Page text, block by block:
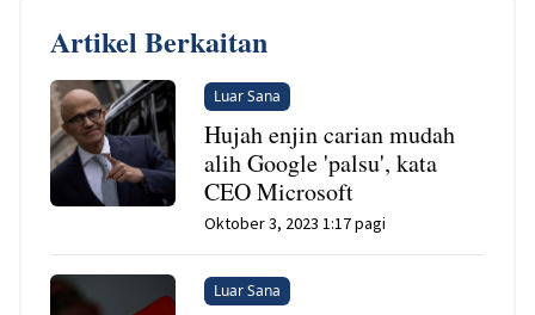
Artikel Berkaitan
Luar Sana
Hujah enjin carian mudah
alih Google 'palsu', kata
CEO Microsoft
Oktober 3, 2023 1:17 pagi
Luar Sana